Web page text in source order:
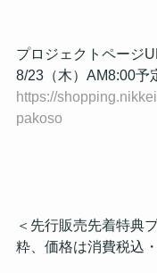
プロジェクトページ
8/23（木）
https://
pakoso
＜先行販売先着特典
粋、価格は消費税込